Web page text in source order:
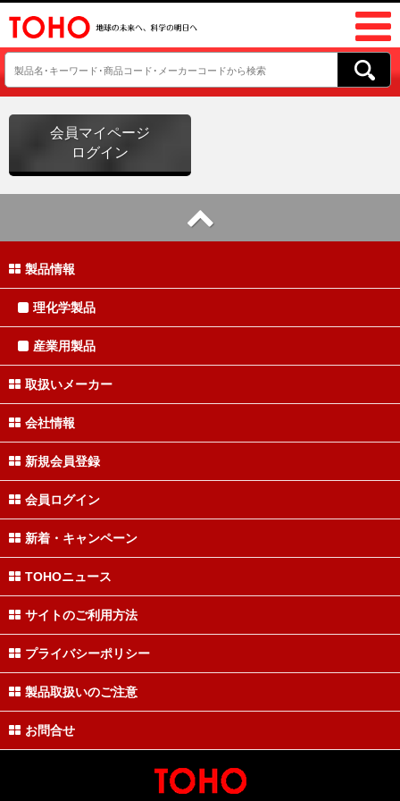
会員マイページ
ログイン
製品情報
理化学製品
産業用製品
取扱いメーカー
会社情報
新規会員登録
会員ログイン
新着・キャンペーン
TOHOニュース
サイトのご利用方法
プライバシーポリシー
製品取扱いのご注意
お問合せ